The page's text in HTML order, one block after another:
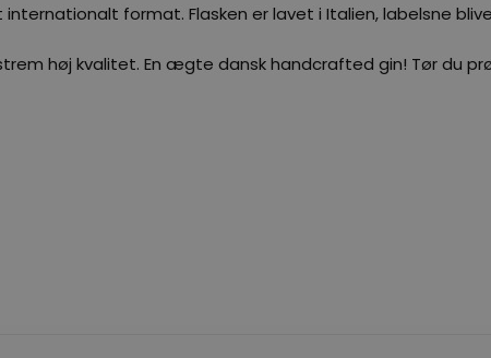
format. Flasken er lavet i Italien, labelsne
høj kvalitet. En ægte dansk handcrafted gin! Tør du